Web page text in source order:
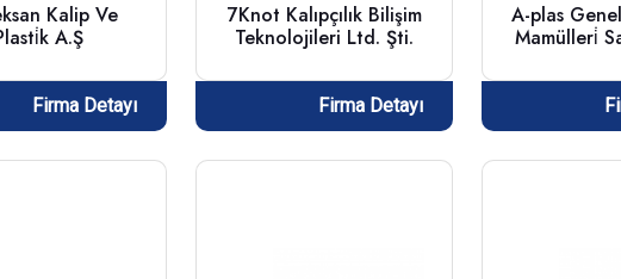
Kalip Ve
A.Ş
Firma Detayı
7Knot Kalıpçılık Bilişim
Teknolojileri Ltd. Şti.
Firma Detayı
A-plas
Mamülleri̇